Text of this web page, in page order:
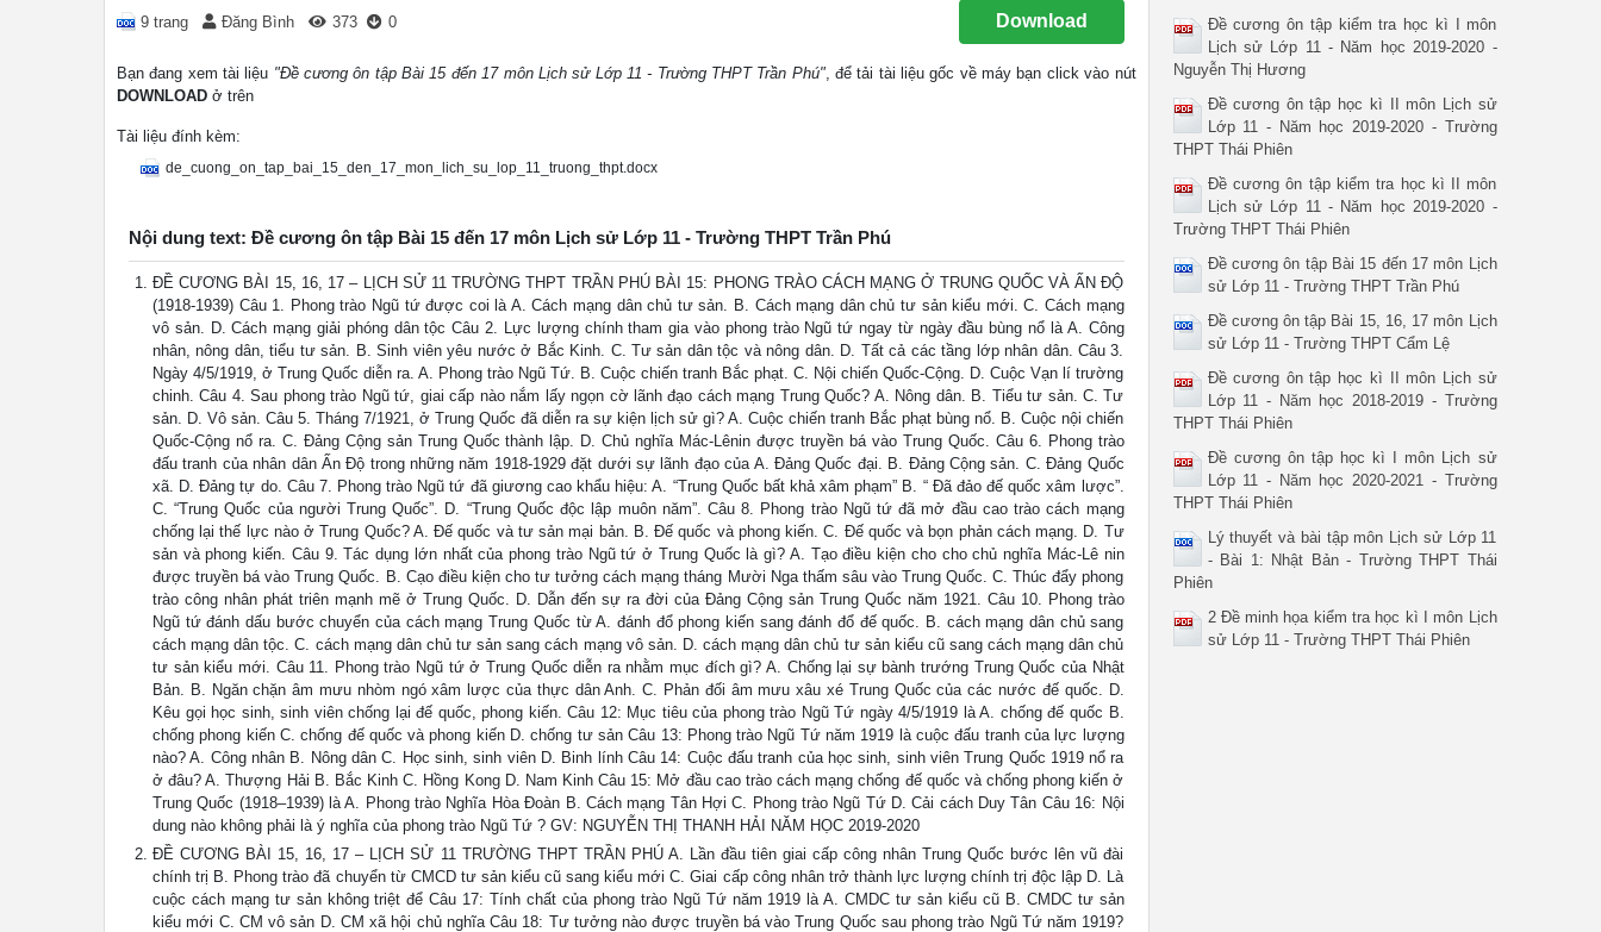
9 trang Đăng Bình 373 0 Download
Bạn đang xem tài liệu "Đề cương ôn tập Bài 15 đến 17 môn Lịch sử Lớp 11 - Trường THPT Trần Phú", để tải tài liệu gốc về máy bạn click vào nút
DOWNLOAD ở trên
Tài liệu đính kèm:
de_cuong_on_tap_bai_15_den_17_mon_lich_su_lop_11_truong_thpt.docx
Nội dung text: Đề cương ôn tập Bài 15 đến 17 môn Lịch sử Lớp 11 - Trường THPT Trần Phú
ĐỀ CƯƠNG BÀI 15, 16, 17 – LỊCH SỬ 11 TRƯỜNG THPT TRẦN PHÚ BÀI 15: PHONG TRÀO CÁCH MẠNG Ở TRUNG QUỐC VÀ ẤN ĐỘ
(1918-1939) Câu 1. Phong trào Ngũ tứ được coi là A. Cách mạng dân chủ tư sản. B. Cách mạng dân chủ tư sản kiểu mới. C. Cách mạng
vô sản. D. Cách mạng giải phóng dân tộc Câu 2. Lực lượng chính tham gia vào phong trào Ngũ tứ ngay từ ngày đầu bùng nổ là A. Công
nhân, nông dân, tiểu tư sản. B. Sinh viên yêu nước ở Bắc Kinh. C. Tư sản dân tộc và nông dân. D. Tất cả các tầng lớp nhân dân. Câu 3.
Ngày 4/5/1919, ở Trung Quốc diễn ra. A. Phong trào Ngũ Tứ. B. Cuộc chiến tranh Bắc phạt. C. Nội chiến Quốc-Cộng. D. Cuộc Vạn lí trường
chinh. Câu 4. Sau phong trào Ngũ tứ, giai cấp nào nắm lấy ngọn cờ lãnh đạo cách mạng Trung Quốc? A. Nông dân. B. Tiểu tư sản. C. Tư
sản. D. Vô sản. Câu 5. Tháng 7/1921, ở Trung Quốc đã diễn ra sự kiện lịch sử gì? A. Cuộc chiến tranh Bắc phạt bùng nổ. B. Cuộc nội chiến
Quốc-Cộng nổ ra. C. Đảng Cộng sản Trung Quốc thành lập. D. Chủ nghĩa Mác-Lênin được truyền bá vào Trung Quốc. Câu 6. Phong trào
đấu tranh của nhân dân Ấn Độ trong những năm 1918-1929 đặt dưới sự lãnh đạo của A. Đảng Quốc đại. B. Đảng Cộng sản. C. Đảng Quốc
xã. D. Đảng tự do. Câu 7. Phong trào Ngũ tứ đã giương cao khẩu hiệu: A. “Trung Quốc bất khả xâm phạm” B. “ Đã đảo đế quốc xâm lược”.
C. “Trung Quốc của người Trung Quốc”. D. “Trung Quốc độc lập muôn năm”. Câu 8. Phong trào Ngũ tứ đã mở đầu cao trào cách mạng
chống lại thế lực nào ở Trung Quốc? A. Đế quốc và tư sản mại bản. B. Đế quốc và phong kiến. C. Đế quốc và bọn phản cách mạng. D. Tư
sản và phong kiến. Câu 9. Tác dụng lớn nhất của phong trào Ngũ tứ ở Trung Quốc là gì? A. Tạo điều kiện cho cho chủ nghĩa Mác-Lê nin
được truyền bá vào Trung Quốc. B. Cạo điều kiện cho tư tưởng cách mạng tháng Mười Nga thấm sâu vào Trung Quốc. C. Thúc đẩy phong
trào công nhân phát triên mạnh mẽ ở Trung Quốc. D. Dẫn đến sự ra đời của Đảng Cộng sản Trung Quốc năm 1921. Câu 10. Phong trào
Ngũ tứ đánh dấu bước chuyển của cách mạng Trung Quốc từ A. đánh đổ phong kiến sang đánh đổ đế quốc. B. cách mạng dân chủ sang
cách mạng dân tộc. C. cách mạng dân chủ tư sản sang cách mạng vô sản. D. cách mạng dân chủ tư sản kiểu cũ sang cách mạng dân chủ
tư sản kiểu mới. Câu 11. Phong trào Ngũ tứ ở Trung Quốc diễn ra nhằm mục đích gì? A. Chống lại sự bành trướng Trung Quốc của Nhật
Bản. B. Ngăn chặn âm mưu nhòm ngó xâm lược của thực dân Anh. C. Phản đối âm mưu xâu xé Trung Quốc của các nước đế quốc. D.
Kêu gọi học sinh, sinh viên chống lại đế quốc, phong kiến. Câu 12: Mục tiêu của phong trào Ngũ Tứ ngày 4/5/1919 là A. chống đế quốc B.
chống phong kiến C. chống đế quốc và phong kiến D. chống tư sản Câu 13: Phong trào Ngũ Tứ năm 1919 là cuộc đấu tranh của lực lượng
nào? A. Công nhân B. Nông dân C. Học sinh, sinh viên D. Binh lính Câu 14: Cuộc đấu tranh của học sinh, sinh viên Trung Quốc 1919 nổ ra
ở đâu? A. Thượng Hải B. Bắc Kinh C. Hồng Kong D. Nam Kinh Câu 15: Mở đầu cao trào cách mạng chống đế quốc và chống phong kiến ở
Trung Quốc (1918–1939) là A. Phong trào Nghĩa Hòa Đoàn B. Cách mạng Tân Hợi C. Phong trào Ngũ Tứ D. Cải cách Duy Tân Câu 16: Nội
dung nào không phải là ý nghĩa của phong trào Ngũ Tứ ? GV: NGUYỄN THỊ THANH HẢI NĂM HỌC 2019-2020
ĐỀ CƯƠNG BÀI 15, 16, 17 – LỊCH SỬ 11 TRƯỜNG THPT TRẦN PHÚ A. Lần đầu tiên giai cấp công nhân Trung Quốc bước lên vũ đài
chính trị B. Phong trào đã chuyển từ CMCD tư sản kiểu cũ sang kiểu mới C. Giai cấp công nhân trở thành lực lượng chính trị độc lập D. Là
cuộc cách mạng tư sản không triệt để Câu 17: Tính chất của phong trào Ngũ Tứ năm 1919 là A. CMDC tư sản kiểu cũ B. CMDC tư sản
kiểu mới C. CM vô sản D. CM xã hội chủ nghĩa Câu 18: Tư tưởng nào được truyền bá vào Trung Quốc sau phong trào Ngũ Tứ năm 1919?
Đề cương ôn tập kiểm tra học kì I môn
Lịch sử Lớp 11 - Năm học 2019-2020 -
Nguyễn Thị Hương
Đề cương ôn tập học kì II môn Lịch sử
Lớp 11 - Năm học 2019-2020 - Trường
THPT Thái Phiên
Đề cương ôn tập kiểm tra học kì II môn
Lịch sử Lớp 11 - Năm học 2019-2020 -
Trường THPT Thái Phiên
Đề cương ôn tập Bài 15 đến 17 môn Lịch
sử Lớp 11 - Trường THPT Trần Phú
Đề cương ôn tập Bài 15, 16, 17 môn Lịch
sử Lớp 11 - Trường THPT Cẩm Lệ
Đề cương ôn tập học kì II môn Lịch sử
Lớp 11 - Năm học 2018-2019 - Trường
THPT Thái Phiên
Đề cương ôn tập học kì I môn Lịch sử
Lớp 11 - Năm học 2020-2021 - Trường
THPT Thái Phiên
Lý thuyết và bài tập môn Lịch sử Lớp 11
- Bài 1: Nhật Bản - Trường THPT Thái
Phiên
2 Đề minh họa kiểm tra học kì I môn Lịch
sử Lớp 11 - Trường THPT Thái Phiên